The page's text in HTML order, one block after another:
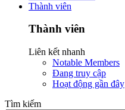
Thành viên
Thành viên
Liên kết nhanh
Notable Members
Đang truy cập
Hoạt động gần đây
Tìm kiếm